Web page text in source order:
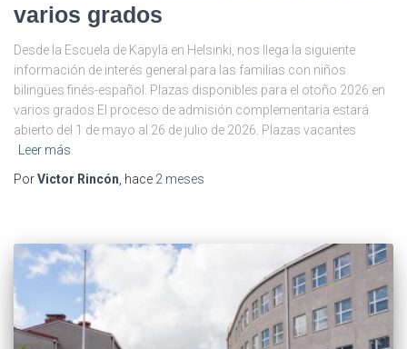
varios grados
Desde la Escuela de Käpylä en Helsinki, nos llega la siguiente
información de interés general para las familias con niños
bilingües finés-español. Plazas disponibles para el otoño 2026 en
varios grados El proceso de admisión complementaria estará
abierto del 1 de mayo al 26 de julio de 2026. Plazas vacantes
Leer más
PorVictor Rincón , hace 2 meses